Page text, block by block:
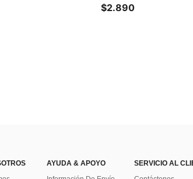
$2.890
AYUDA & APOYO
SERVICIO AL